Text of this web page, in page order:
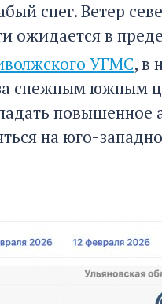
снег. Ветер
ожидается в
УГМС, в
снежным южным
на юго-